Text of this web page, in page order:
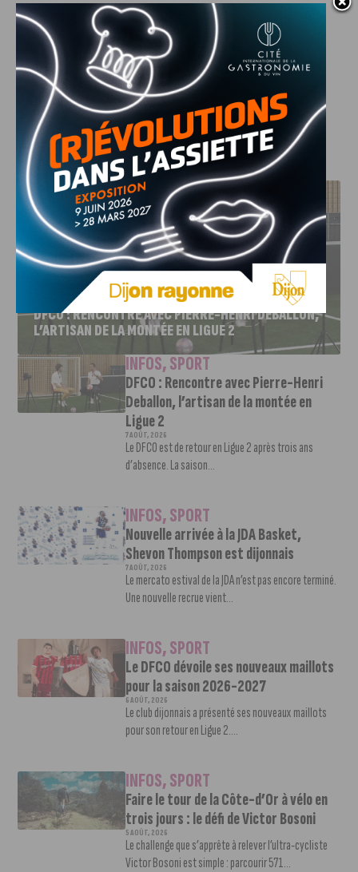
J'AIME LE DFCO
DFCO : RENCONTRE AVEC PIERRE-HENRI DEBALLON,
L’ARTISAN DE LA MONTÉE EN LIGUE 2
INFOS,SPORT
DFCO : Rencontre avec Pierre-Henri
Deballon, l’artisan de la montée en
Ligue 2
7 AOÛT, 2026
Le DFCO est de retour en Ligue 2 après trois ans
d’absence. La saison...
INFOS,SPORT
Nouvelle arrivée à la JDA Basket,
Shevon Thompson est dijonnais
7 AOÛT, 2026
Le mercato estival de la JDA n’est pas encore terminé.
Une nouvelle recrue vient...
INFOS,SPORT
Le DFCO dévoile ses nouveaux maillots
pour la saison 2026-2027
6 AOÛT, 2026
Le club dijonnais a présenté ses nouveaux maillots
pour son retour en Ligue 2....
INFOS,SPORT
Faire le tour de la Côte-d’Or à vélo en
trois jours : le défi de Victor Bosoni
5 AOÛT, 2026
Le challenge que s’apprête à relever l’ultra-cycliste
Victor Bosoni est simple : parcourir 571...